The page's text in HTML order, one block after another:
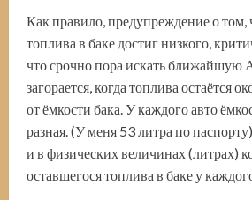
Как правило, предупреждение о том,
топлива в баке достиг низкого,
что срочно пора искать ближайшую
загорается, когда топлива остаётся
от ёмкости бака. У каждого авто
разная. (У меня 53 литра по
и в физических величинах (литрах)
оставшегося топлива в баке у